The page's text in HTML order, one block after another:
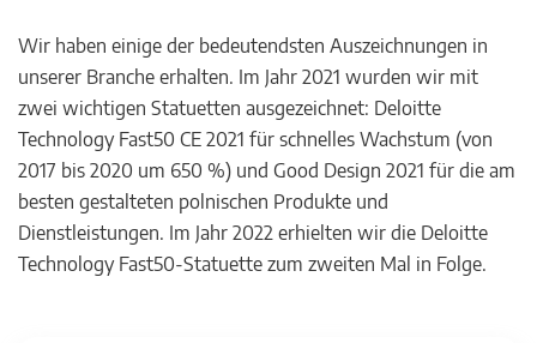
Wir haben einige der bedeutendsten Auszeichnungen in
unserer Branche erhalten. Im Jahr 2021 wurden wir mit
zwei wichtigen Statuetten ausgezeichnet: Deloitte
Technology Fast50 CE 2021 für schnelles Wachstum (von
2017 bis 2020 um 650 %) und Good Design 2021 für die am
besten gestalteten polnischen Produkte und
Dienstleistungen. Im Jahr 2022 erhielten wir die Deloitte
Technology Fast50-Statuette zum zweiten Mal in Folge.